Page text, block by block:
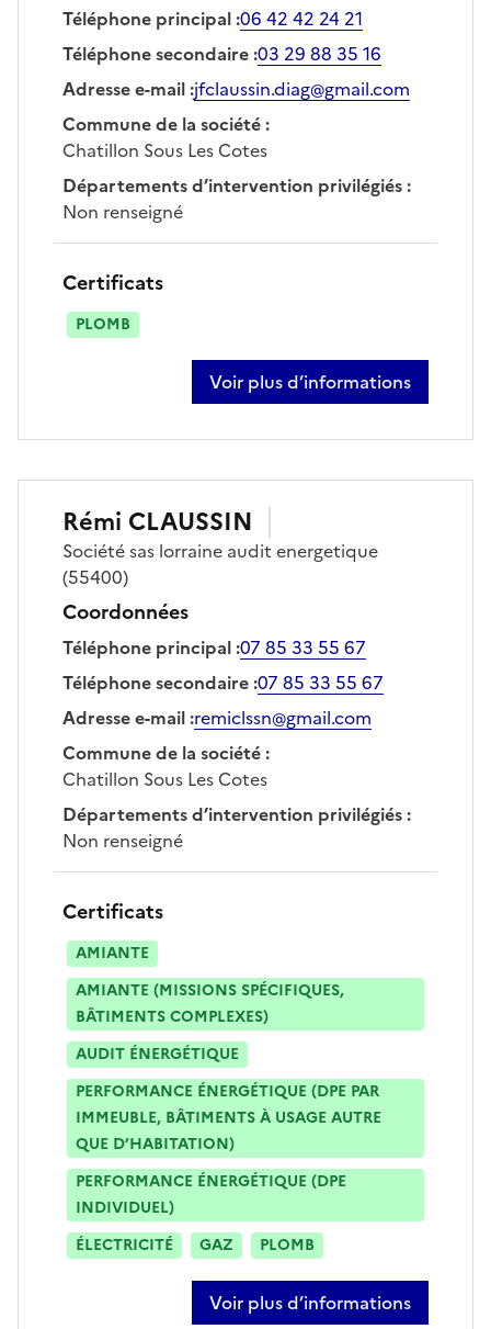
Téléphone principal:06 42 42 24 21
Téléphone secondaire:03 29 88 35 16
Adresse e-mail:jfclaussin.diag@gmail.com
Commune de la société:
Chatillon Sous Les Cotes
Départements d’intervention privilégiés:
Non renseigné
Certificats
PLOMB
Voir plus d’informations
sur jean-françois claussin
Rémi CLAUSSIN
Sociétésas lorraine audit energetique
(55400)
Coordonnées
Téléphone principal:07 85 33 55 67
Téléphone secondaire:07 85 33 55 67
Adresse e-mail:remiclssn@gmail.com
Commune de la société:
Chatillon Sous Les Cotes
Départements d’intervention privilégiés:
Non renseigné
Certificats
AMIANTE
AMIANTE (MISSIONS SPÉCIFIQUES,
BÂTIMENTS COMPLEXES)
AUDIT ÉNERGÉTIQUE
PERFORMANCE ÉNERGÉTIQUE (DPE PAR
IMMEUBLE, BÂTIMENTS À USAGE AUTRE
QUE D’HABITATION)
PERFORMANCE ÉNERGÉTIQUE (DPE
INDIVIDUEL)
ÉLECTRICITÉ
GAZ PLOMB
Voir plus d’informations
sur rémi claussin